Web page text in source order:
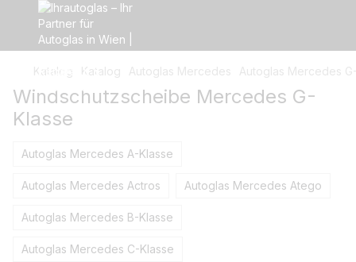
Katalog Katalog Autoglas Mercedes Autoglas Mercedes
Windschutzscheibe Mercedes G-
Klasse
Autoglas Mercedes A-Klasse
Autoglas Mercedes Actros Autoglas Mercedes Atego
Autoglas Mercedes B-Klasse
Autoglas Mercedes C-Klasse